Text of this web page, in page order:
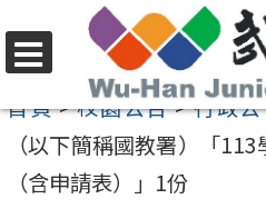
至
選
單
首頁>校園公告>行政
（以下簡稱國教署）「
（含申請表）」1份